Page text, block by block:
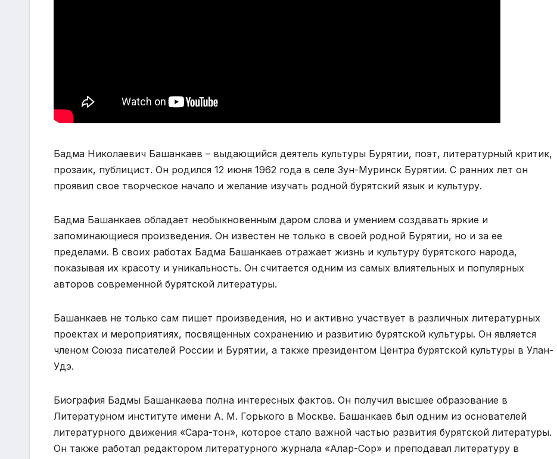
Бадма Николаевич Башанкаев – выдающийся деятель культуры Бурятии, поэт, литературный критик,
прозаик, публицист. Он родился 12 июня 1962 года в селе Зун-Муринск Бурятии. С ранних лет он
проявил свое творческое начало и желание изучать родной бурятский язык и культуру.
Бадма Башанкаев обладает необыкновенным даром слова и умением создавать яркие и
запоминающиеся произведения. Он известен не только в своей родной Бурятии, но и за ее
пределами. В своих работах Бадма Башанкаев отражает жизнь и культуру бурятского народа,
показывая их красоту и уникальность. Он считается одним из самых влиятельных и популярных
авторов современной бурятской литературы.
Башанкаев не только сам пишет произведения, но и активно участвует в различных литературных
проектах и мероприятиях, посвященных сохранению и развитию бурятской культуры. Он является
членом Союза писателей России и Бурятии, а также президентом Центра бурятской культуры в Улан-
Удэ.
Биография Бадмы Башанкаева полна интересных фактов. Он получил высшее образование в
Литературном институте имени А. М. Горького в Москве. Башанкаев был одним из основателей
литературного движения «Сара-тон», которое стало важной частью развития бурятской литературы.
Он также работал редактором литературного журнала «Алар-Сор» и преподавал литературу в